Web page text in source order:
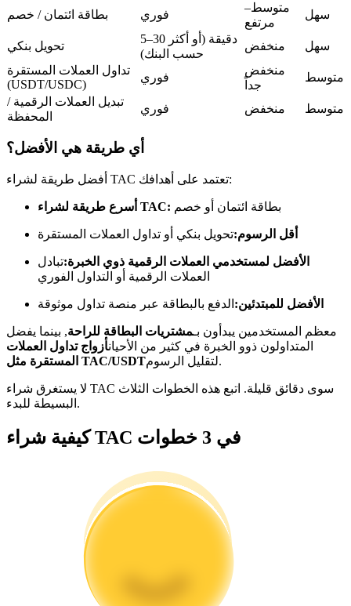
انضم إلى أفضل المتداولين
استمتع بتقاسم الأرباح وعمولات نسخ التداول
تحليل البيانات الضخمة بما في ذلك المعلومات التجارية، وما
بطاقة ائتمان / خصم فوري
متوسط–
مرتفع
سهل
تحويل بنكي
5–30 دقيقة (أو أكثر
حسب البنك)
منخفض
سهل
تداول العملات المستقرة
(USDT/USDC)
فوري
منخفض
جداً
متوسط
تبديل العملات الرقمية /
المحفظة
فوري منخفض متوسط
أي طريقة هي الأفضل؟
أفضل طريقة لشراء TAC تعتمد على أهدافك:
أسرع طريقة لشراء TAC: بطاقة ائتمان أو خصم
أقل الرسوم:تحويل بنكي أو تداول العملات المستقرة
الأفضل لمستخدمي العملات الرقمية ذوي الخبرة:تبادل
العملات الرقمية أو التداول الفوري
الأفضل للمبتدئين: الدفع بالبطاقة عبر منصة تداول موثوقة
معظم المستخدمين يبدأون بـمشتريات البطاقة للراحة, بينما يفضل
المتداولون ذوو الخبرة في كثير من الأحيانأزواج تداول العملات
المستقرة مثل TAC/USDT
لتقليل الرسوم.
لا يستغرق شراء TAC سوى دقائق قليلة. اتبع هذه الخطوات الثلاث
البسيطة للبدء.
كيفية شراء TAC في 3 خطوات